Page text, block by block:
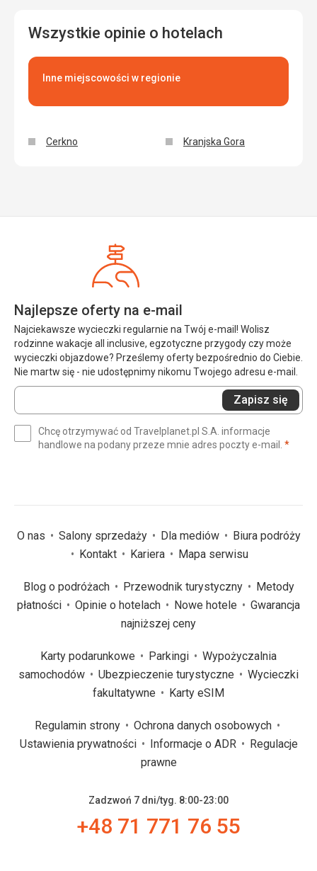
Wszystkie opinie o hotelach
Inne miejscowości w regionie
Cerkno Kranjska Gora
Najlepsze oferty na e-mail
Najciekawsze wycieczki regularnie na Twój e-mail! Wolisz
rodzinne wakacje all inclusive, egzotyczne przygody czy może
wycieczki objazdowe? Prześlemy oferty bezpośrednio do Ciebie.
Nie martw się - nie udostępnimy nikomu Twojego adresu e-mail.
Wprowadź
swój
(wymagane)
Zapisz się
Chcę otrzymywać od Travelplanet.pl S.A. informacje
handlowe na podany przeze mnie adres poczty e-mail. *
O nas Salony sprzedaży Dla mediów
Biura podróży
Kontakt
Kariera Mapa serwisu
Blog o podróżach Przewodnik turystyczny
Metody
płatności
Opinie o hotelach Nowe hotele
Gwarancja
najniższej ceny
Karty podarunkowe Parkingi
Wypożyczalnia
samochodów
Ubezpieczenie turystyczne
Wycieczki
fakultatywne
Karty eSIM
Regulamin strony
Ochrona danych osobowych
Ustawienia prywatności
Informacje o ADR
Regulacje
prawne
Zadzwoń 7 dni/tyg. 8:00-23:00
+48 71 771 76 55